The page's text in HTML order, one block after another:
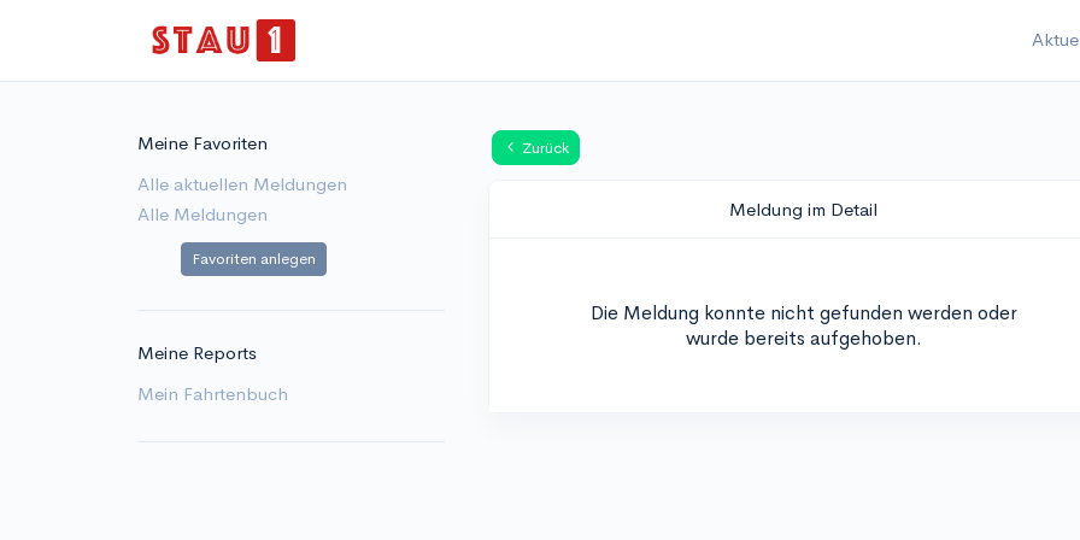
Meine Favoriten
Alle aktuellen Meldungen
Alle Meldungen
Favoriten anlegen
Meine Reports
Mein Fahrtenbuch
Zurück
Meldung im Detail
Die Meldung konnte nicht gefunden werden oder
wurde bereits aufgehoben.